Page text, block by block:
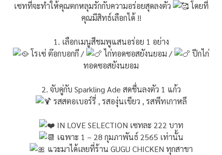
เซทที่จะทำให้คุณตกหลุมรักกับความอร่อยสุดลงตัว
โดยที่
คุณมีสิทธ์เลือกได้ !!
1. เลือกเมนูสีชมพูแสนอร่อย 1 อย่าง
โรเซ่ ต๊อกบอกกี /
ไก่ทอดซอสยังนยอม /
ปีกไก่
ทอดซอสยังนยอม
2. จับคู่กับ Sparkling Ade สดชื่นลงตัว 1 แก้ว
รสสตอเบอร์รี่ , รสองุ่นเขียว , รสพีทเกาหลี
IN LOVE SELECTION เซทละ 222 บาท
เฉพาะ 1 – 28 กุมภาพันธ์ 2565 เท่านั้น
แวะมาได้เลยที่ร้าน GUGU CHICKEN ทุกสาขา